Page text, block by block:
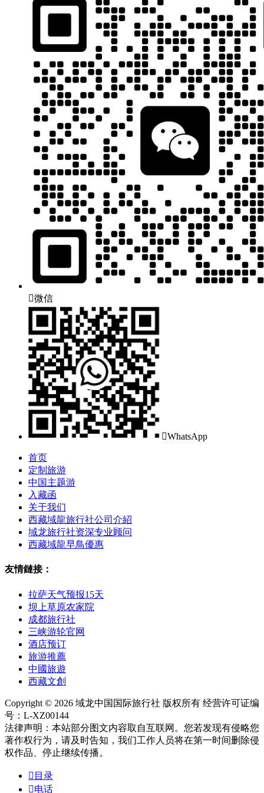
微信
WhatsApp
首页
定制旅游
中国主题游
入藏函
关于我们
西藏域龍旅行社公司介紹
域龙旅行社资深专业顾问
西藏域龍早鳥優惠
友情鏈接：
拉萨天气预报15天
坝上草原农家院
成都旅行社
三峡游轮官网
酒店预订
旅游推薦
中國旅遊
西藏文創
Copyright © 2026 域龙中国国际旅行社 版权所有 经营许可证编
号：L-XZ00144
法律声明：本站部分图文内容取自互联网。您若发现有侵略您
著作权行为，请及时告知，我们工作人员将在第一时间删除侵
权作品、停止继续传播。
 目录
电话